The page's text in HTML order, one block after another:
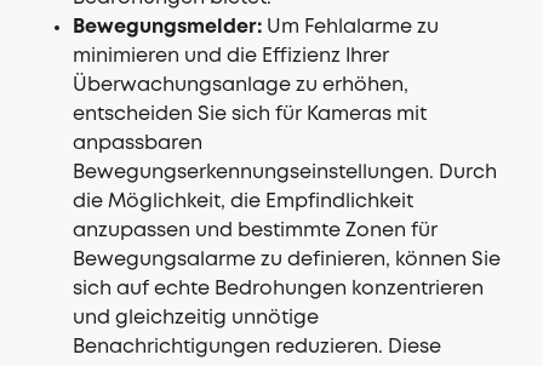
Bewegungsmelder: Um Fehlalarme zu
minimieren und die Effizienz Ihrer
Überwachungsanlage zu erhöhen,
entscheiden Sie sich für Kameras mit
anpassbaren
Bewegungserkennungseinstellungen. Durch
die Möglichkeit, die Empfindlichkeit
anzupassen und bestimmte Zonen für
Bewegungsalarme zu definieren, können Sie
sich auf echte Bedrohungen konzentrieren
und gleichzeitig unnötige
Benachrichtigungen reduzieren. Diese